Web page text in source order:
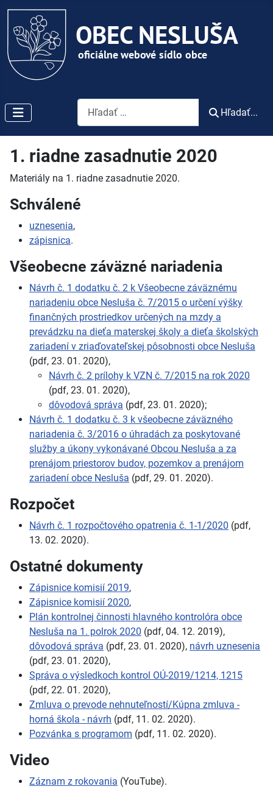
Vyhľadávanie
Hľadať...
1. riadne zasadnutie 2020
Materiály na 1. riadne zasadnutie 2020.
Schválené
uznesenia,
zápisnica.
Všeobecne záväzné nariadenia
Návrh č. 1 dodatku č. 2 k Všeobecne záväznému
nariadeniu obce Nesluša č. 7/2015 o určení výšky
finančných prostriedkov určených na mzdy a
prevádzku na dieťa materskej školy a dieťa školských
zariadení v zriaďovateľskej pôsobnosti obce Nesluša
(pdf, 23. 01. 2020),
Návrh č. 2 prílohy k VZN č. 7/2015 na rok 2020
(pdf, 23. 01. 2020),
dôvodová správa (pdf, 23. 01. 2020);
Návrh č. 1 dodatku č. 3 k všeobecne záväzného
nariadenia č. 3/2016 o úhradách za poskytované
služby a úkony vykonávané Obcou Nesluša a za
prenájom priestorov budov, pozemkov a prenájom
zariadení obce Nesluša (pdf, 29. 01. 2020).
Rozpočet
Návrh č. 1 rozpočtového opatrenia č. 1-1/2020 (pdf,
13. 02. 2020).
Ostatné dokumenty
Zápisnice komisií 2019,
Zápisnice komisií 2020,
Plán kontrolnej činnosti hlavného kontrolóra obce
Nesluša na 1. polrok 2020 (pdf, 04. 12. 2019),
dôvodová správa (pdf, 23. 01. 2020), návrh uznesenia
(pdf, 23. 01. 2020),
Správa o výsledkoch kontrol OÚ-2019/1214, 1215
(pdf, 22. 01. 2020),
Zmluva o prevode nehnuteľností/Kúpna zmluva -
horná škola - návrh (pdf, 11. 02. 2020).
Pozvánka s programom (pdf, 11. 02. 2020).
Video
Záznam z rokovania (YouTube).